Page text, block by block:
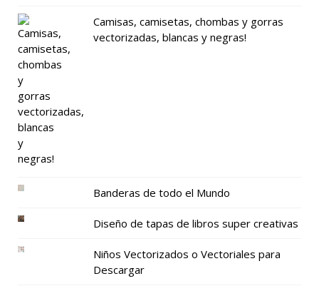
Camisas, camisetas, chombas y gorras
vectorizadas, blancas y negras!
Banderas de todo el Mundo
Diseño de tapas de libros super creativas
Niños Vectorizados o Vectoriales para
Descargar